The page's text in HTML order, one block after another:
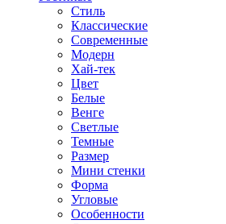
Стиль
Классические
Современные
Модерн
Хай-тек
Цвет
Белые
Венге
Светлые
Темные
Размер
Мини стенки
Форма
Угловые
Особенности